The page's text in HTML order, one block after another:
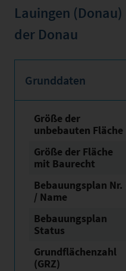
Lauingen (Donau)
der Donau
Grunddaten
Größe der
unbebauten Fläche
Größe der Fläche
mit Baurecht
Bebauungsplan Nr.
/ Name
Bebauungsplan
Status
Grundflächen­zahl
(GRZ)